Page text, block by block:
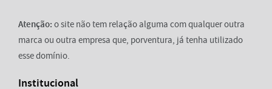
Atenção: o site não tem relação alguma com qualquer outra
marca ou outra empresa que, porventura, já tenha utilizado
esse domínio.
Institucional